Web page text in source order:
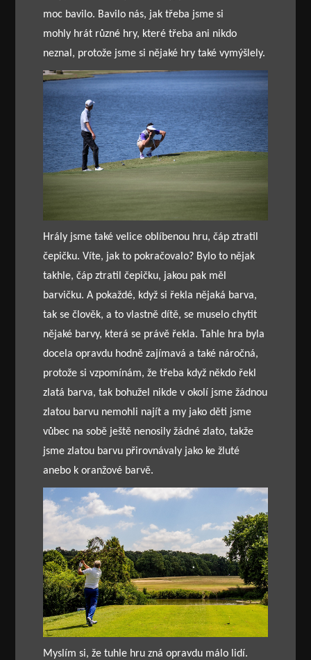
moc bavilo. Bavilo nás, jak třeba jsme si
mohly hrát různé hry, které třeba ani nikdo
neznal, protože jsme si nějaké hry také vymýšlely.
Hrály jsme také velice oblíbenou hru, čáp ztratil
čepičku. Víte, jak to pokračovalo? Bylo to nějak
takhle, čáp ztratil čepičku, jakou pak měl
barvičku. A pokaždé, když si řekla nějaká barva,
tak se člověk, a to vlastně dítě, se muselo chytit
nějaké barvy, která se právě řekla. Tahle hra byla
docela opravdu hodně zajímavá a také náročná,
protože si vzpomínám, že třeba když někdo řekl
zlatá barva, tak bohužel nikde v okolí jsme žádnou
zlatou barvu nemohli najít a my jako děti jsme
vůbec na sobě ještě nenosily žádné zlato, takže
jsme zlatou barvu přirovnávaly jako ke žluté
anebo k oranžové barvě.
Myslím si, že tuhle hru zná opravdu málo lidí.